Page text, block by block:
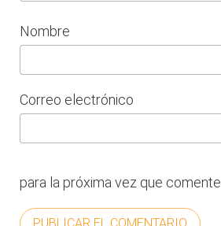
Nombre
Correo electrónico
para la próxima vez que comente.